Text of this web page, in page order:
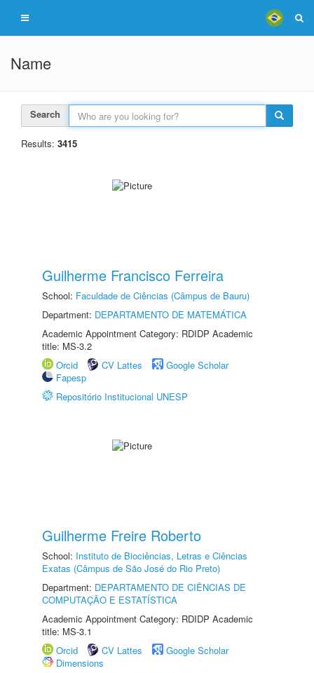
Name
Search
Results: 3415
Guilherme Francisco Ferreira
School: Faculdade de Ciências (Câmpus de Bauru)
Department: DEPARTAMENTO DE MATEMÁTICA
Academic Appointment Category: RDIDP Academic
title: MS-3.2
Orcid
CV Lattes
Google Scholar
Fapesp
Repositório Institucional UNESP
Guilherme Freire Roberto
School: Instituto de Biociências, Letras e Ciências
Exatas (Câmpus de São José do Rio Preto)
Department: DEPARTAMENTO DE CIÊNCIAS DE
COMPUTAÇÃO E ESTATÍSTICA
Academic Appointment Category: RDIDP Academic
title: MS-3.1
Orcid
CV Lattes
Google Scholar
Dimensions